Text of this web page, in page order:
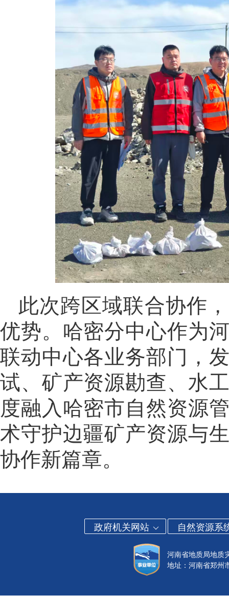
此次跨区域联合协作
优势。哈密分中心作为
联动中心各业务部门，
试、矿产资源勘查、水
度融入哈密市自然资源
术守护边疆矿产资源与
协作新篇章。
政府机关网站 自然资源系
河南省地质局地
地址：河南省郑州